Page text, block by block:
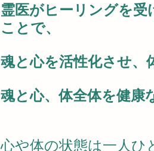
霊医がヒーリングを
ことで、
魂と心を活性化させ、
魂と心、体全体を健康
心や体の状態は一人ひ